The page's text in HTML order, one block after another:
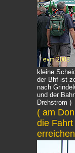
kleine
der Bhf ist
nach
und der
Drehstrom )
( am
die